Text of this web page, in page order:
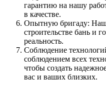
гарантию на нашу
в качестве.
Опытную бригаду:
строительстве бань и
реальность.
Соблюдение
соблюдением всех
чтобы создать
вас и ваших близких.